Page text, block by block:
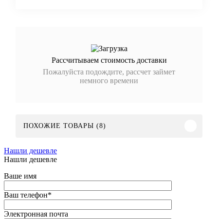
Рассчитываем стоимость доставки
Пожалуйста подождите, рассчет займет
немного времени
ПОХОЖИЕ ТОВАРЫ (8)
Нашли дешевле
Нашли дешевле
Ваше имя
Ваш телефон*
Электронная почта